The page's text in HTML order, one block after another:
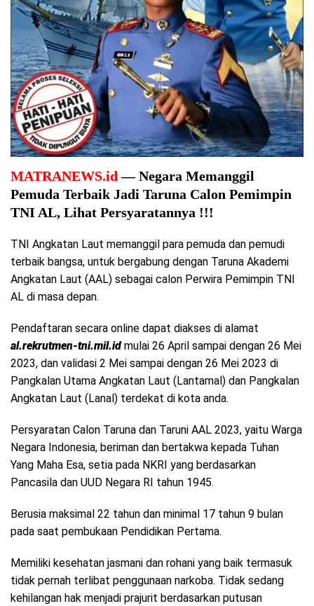
MATRANEWS.id — Negara Memanggil
Pemuda Terbaik Jadi Taruna Calon Pemimpin
TNI AL, Lihat Persyaratannya !!!
TNI Angkatan Laut memanggil para pemuda dan pemudi
terbaik bangsa, untuk bergabung dengan Taruna Akademi
Angkatan Laut (AAL) sebagai calon Perwira Pemimpin TNI
AL di masa depan.
Pendaftaran secara online dapat diakses di alamat
al.rekrutmen-tni.mil.idmulai 26 April sampai dengan 26 Mei
2023, dan validasi 2 Mei sampai dengan 26 Mei 2023 di
Pangkalan Utama Angkatan Laut (Lantamal) dan Pangkalan
Angkatan Laut (Lanal) terdekat di kota anda.
Persyaratan Calon Taruna dan Taruni AAL 2023, yaitu Warga
Negara Indonesia, beriman dan bertakwa kepada Tuhan
Yang Maha Esa, setia pada NKRI yang berdasarkan
Pancasila dan UUD Negara RI tahun 1945.
Berusia maksimal 22 tahun dan minimal 17 tahun 9 bulan
pada saat pembukaan Pendidikan Pertama.
Memiliki kesehatan jasmani dan rohani yang baik termasuk
tidak pernah terlibat penggunaan narkoba. Tidak sedang
kehilangan hak menjadi prajurit berdasarkan putusan